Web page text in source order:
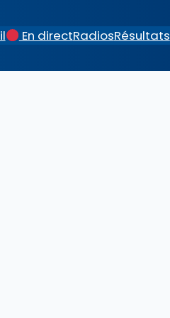
En directRadiosRésultats